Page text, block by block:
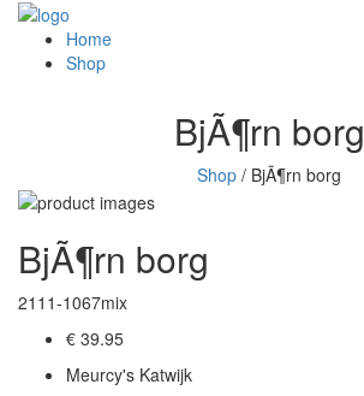
Home
Shop
BjÃ¶rn borg
Shop / BjÃ¶rn borg
BjÃ¶rn borg
2111-1067mix
€ 39.95
Meurcy's Katwijk